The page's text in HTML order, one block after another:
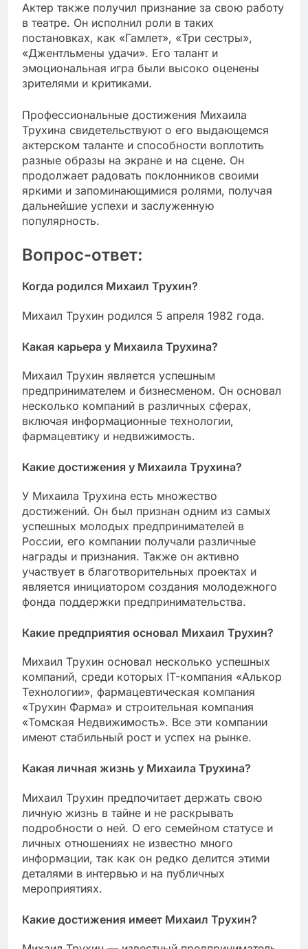
Актер также получил признание за свою работу
в театре. Он исполнил роли в таких
постановках, как «Гамлет», «Три сестры»,
«Джентльмены удачи». Его талант и
эмоциональная игра были высоко оценены
зрителями и критиками.
Профессиональные достижения Михаила
Трухина свидетельствуют о его выдающемся
актерском таланте и способности воплотить
разные образы на экране и на сцене. Он
продолжает радовать поклонников своими
яркими и запоминающимися ролями, получая
дальнейшие успехи и заслуженную
популярность.
Вопрос-ответ:
Когда родился Михаил Трухин?
Михаил Трухин родился 5 апреля 1982 года.
Какая карьера у Михаила Трухина?
Михаил Трухин является успешным
предпринимателем и бизнесменом. Он основал
несколько компаний в различных сферах,
включая информационные технологии,
фармацевтику и недвижимость.
Какие достижения у Михаила Трухина?
У Михаила Трухина есть множество
достижений. Он был признан одним из самых
успешных молодых предпринимателей в
России, его компании получали различные
награды и признания. Также он активно
участвует в благотворительных проектах и
является инициатором создания молодежного
фонда поддержки предпринимательства.
Какие предприятия основал Михаил Трухин?
Михаил Трухин основал несколько успешных
компаний, среди которых IT-компания «Алькор
Технологии», фармацевтическая компания
«Трухин Фарма» и строительная компания
«Томская Недвижимость». Все эти компании
имеют стабильный рост и успех на рынке.
Какая личная жизнь у Михаила Трухина?
Михаил Трухин предпочитает держать свою
личную жизнь в тайне и не раскрывать
подробности о ней. О его семейном статусе и
личных отношениях не известно много
информации, так как он редко делится этими
деталями в интервью и на публичных
мероприятиях.
Какие достижения имеет Михаил Трухин?